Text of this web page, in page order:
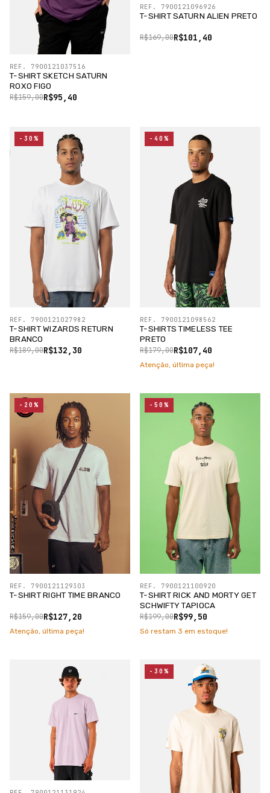
T-SHIRT SKETCH SATURN
ROXO FIGO
R$95,40
R$159,00
REF. 7900121037516
T-SHIRT SATURN ALIEN PRETO
R$101,40
R$169,00
REF. 7900121096926
T-SHIRT WIZARDS RETURN
BRANCO
R$132,30
R$189,00
REF. 7900121027982
-30%
T-SHIRTS TIMELESS TEE
PRETO
R$107,40
R$179,00
REF. 7900121098562
-40%
Atenção, última peça!
T-SHIRT RIGHT TIME BRANCO
R$127,20
R$159,00
REF. 7900121129303
-20%
Atenção, última peça!
T-SHIRT RICK AND MORTY GET
SCHWIFTY TAPIOCA
R$99,50
R$199,00
REF. 7900121100920
-50%
Só restam 3 em estoque!
-30%